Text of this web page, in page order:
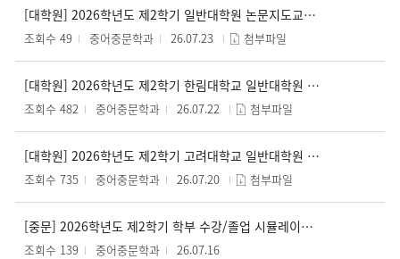
[대학원] 2026학년도 제2학기 일반대학원 논문지도교수 결정 및 변경 안내(~8.21.(금)까지)
조회수 49 중어중문학과 26.07.23 첨부파일
[대학원] 2026학년도 제2학기 한림대학교 일반대학원 학점교류 수강신청 안내(~7.27.(월)까지)
조회수 482 중어중문학과 26.07.22 첨부파일
[대학원] 2026학년도 제2학기 고려대학교 일반대학원 학점교류 수강신청 안내(~7.31.(금)까지)
조회수 735 중어중문학과 26.07.20 첨부파일
[중문] 2026학년도 제2학기 학부 수강/졸업 시뮬레이션 프로그램 운영 안내
조회수 139 중어중문학과 26.07.16